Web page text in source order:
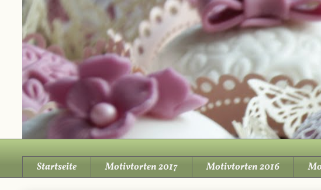
Startseite Motivtorten 2017 Motivtorten 2016